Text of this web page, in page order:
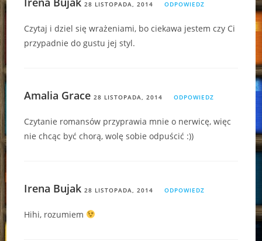
28 LISTOPADA, 2014 ODPOWIEDZ
Czytaj i dziel się wrażeniami, bo ciekawa jestem czy Ci
przypadnie do gustu jej styl.
Amalia Grace 28 LISTOPADA, 2014 ODPOWIEDZ
Czytanie romansów przyprawia mnie o nerwicę, więc
nie chcąc być chorą, wolę sobie odpuścić :))
Irena Bujak 28 LISTOPADA, 2014 ODPOWIEDZ
Hihi, rozumiem